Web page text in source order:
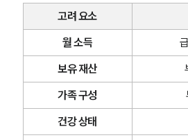
고려 요소
월 소득
보유 재산
가족 구성
건강 상태